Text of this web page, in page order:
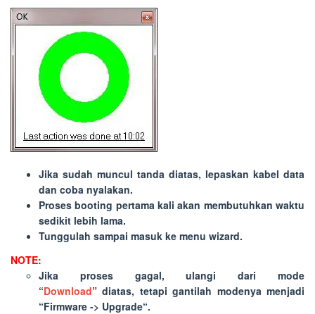
Jika sudah muncul tanda diatas, lepaskan kabel data
dan coba nyalakan.
Proses booting pertama kali akan membutuhkan waktu
sedikit lebih lama.
Tunggulah sampai masuk ke menu wizard.
NOTE:
Jika proses gagal, ulangi dari mode
“Download” diatas, tetapi gantilah modenya menjadi
“Firmware -> Upgrade“.